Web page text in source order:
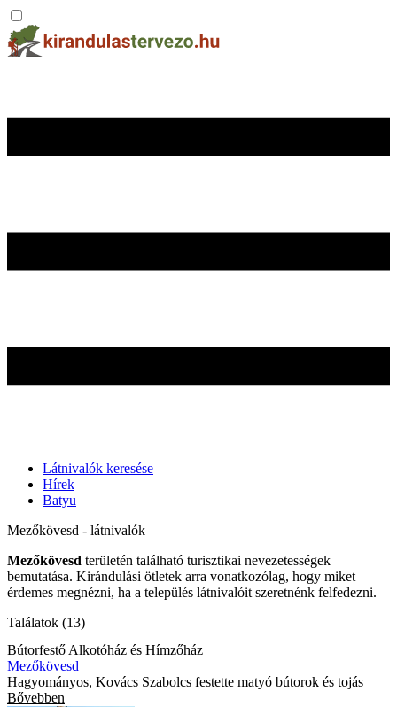
Látnivalók keresése
Hírek
Batyu
Mezőkövesd - látnivalók
Mezőkövesd területén található turisztikai nevezetességek
bemutatása. Kirándulási ötletek arra vonatkozólag, hogy miket
érdemes megnézni, ha a település látnivalóit szeretnénk felfedezni.
Találatok (13)
Bútorfestő Alkotóház és Hímzőház
Mezőkövesd
Hagyományos, Kovács Szabolcs festette matyó bútorok és tojás
Bővebben